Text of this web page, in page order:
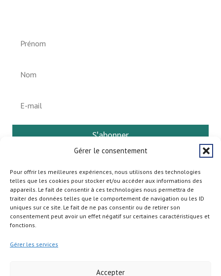
Gérer le consentement
Pour offrir les meilleures expériences, nous utilisons des technologies
telles que les cookies pour stocker et/ou accéder aux informations des
appareils. Le fait de consentir à ces technologies nous permettra de
traiter des données telles que le comportement de navigation ou les ID
uniques sur ce site. Le fait de ne pas consentir ou de retirer son
consentement peut avoir un effet négatif sur certaines caractéristiques et
fonctions.
Gérer les services
Accepter
S'abonner